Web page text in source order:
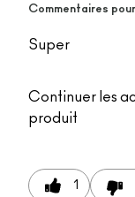
Commentaires
Super
Continuer les
produit
1